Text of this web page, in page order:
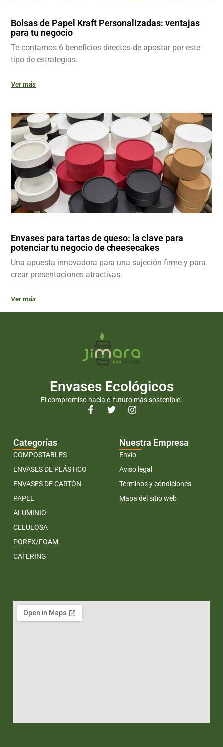
Bolsas de Papel Kraft Personalizadas: ventajas
para tu negocio
Te contamos 6 beneficios directos de apostar por este
tipo de estrategias.
Ver más
Envases para tartas de queso: la clave para
potenciar tu negocio de cheesecakes
Una apuesta innovadora para una sujeción firme y para
crear presentaciones atractivas.
Ver más
Envases Ecológicos
El compromiso hacia el futuro más sostenible.
Categorías
COMPOSTABLES
ENVASES DE PLÁSTICO
ENVASES DE CARTÓN
PAPEL
ALUMINIO
CELULOSA
POREX/FOAM
CATERING
Nuestra Empresa
Envío
Aviso legal
Términos y condiciones
Mapa del sitio web